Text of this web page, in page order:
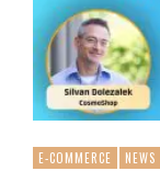
E-COMMERCE NEWS